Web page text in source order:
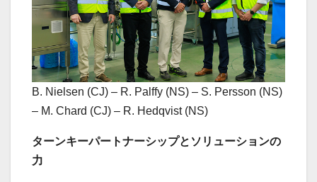
B. Nielsen (CJ) – R. Palffy (NS) – S. Persson (NS)
– M. Chard (CJ) – R. Hedqvist (NS)
ターンキーパートナーシップとソリューションの
力